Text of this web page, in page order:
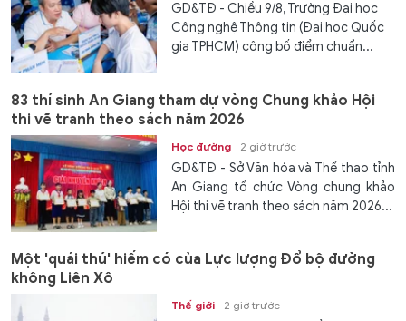
GD&TĐ - Chiều 9/8, Trường Đại học
Công nghệ Thông tin (Đại học Quốc
gia TPHCM) công bố điểm chuẩn...
83 thí sinh An Giang tham dự vòng Chung khảo Hội
thi vẽ tranh theo sách năm 2026
Học đường 2 giờ trước
GD&TĐ - Sở Văn hóa và Thể thao tỉnh
An Giang tổ chức Vòng chung khảo
Hội thi vẽ tranh theo sách năm 2026...
Một 'quái thú' hiếm có của Lực lượng Đổ bộ đường
không Liên Xô
Thế giới 2 giờ trước